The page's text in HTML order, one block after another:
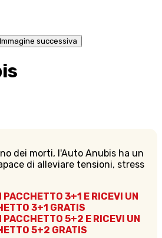
Immagine successiva
dei morti, l'Auto Anubis ha un
di alleviare tensioni, stress
PACCHETTO 3+1 E RICEVI UN
3+1 GRATIS
PACCHETTO 5+2 E RICEVI UN
5+2 GRATIS